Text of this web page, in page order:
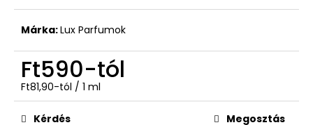
Márka:Lux Parfumok
Ft590-tól
Egységár:
Ft81,90-tól / 1 ml
Kérdés Megosztás